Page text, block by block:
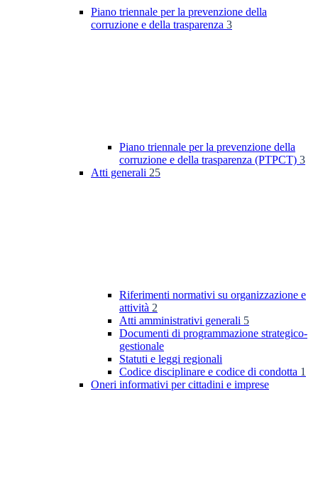
Piano triennale per la prevenzione della
corruzione e della trasparenza 3
Piano triennale per la prevenzione della
corruzione e della trasparenza (PTPCT) 3
Atti generali 25
Riferimenti normativi su organizzazione e
attività 2
Atti amministrativi generali 5
Documenti di programmazione strategico-
gestionale
Statuti e leggi regionali
Codice disciplinare e codice di condotta 1
Oneri informativi per cittadini e imprese